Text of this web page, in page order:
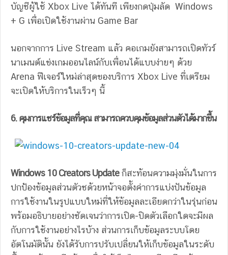
บัญชีผู้ใช้ Xbox Live ได้ทันที เพียงกดปุ่มลัด Windows
+ G เพื่อเปิดใช้งานผ่าน Game Bar
นอกจากการ Live Stream แล้ว คอเกมยังสามารถเปิดทัวร์
นาเมนต์แข่งเกมออนไลน์กับเพื่อนได้แบบง่ายๆ ด้วย
Arena ฟีเจอร์ใหม่ล่าสุดของบริการ Xbox Live ที่เตรียม
จะเปิดให้บริการในเร็วๆ นี้
6. คุมการแชร์ข้อมูลที่คุณ สามารถควบคุมข้อมูลส่วนตัวได้มากขึ้น
Windows 10 Creators Updateก็สะท้อนความมุ่งมั่นในการ
ปกป้องข้อมูลส่วนตัวชด้วยหน้าจอตั้งค่าการแบ่งปันข้อมูล
การใช้งานในรูปแบบใหม่ที่ให้ข้อมูลละเอียดกว่าในรุ่นก่อน
พร้อมอธิบายอย่างชัดเจนว่าการเปิด-ปิดตัวเลือกใดจะมีผล
กับการใช้งานอย่างไรบ้าง ส่วนการเก็บข้อมูลระบบโดย
อัตโนมัตินั้น ยังได้รับการปรับเปลี่ยนให้เก็บข้อมูลในระดับ